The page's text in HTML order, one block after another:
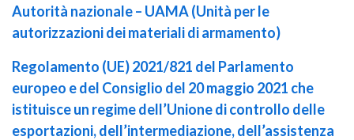
Autorità nazionale – UAMA (Unità per le
autorizzazioni dei materiali di armamento)
Regolamento (UE) 2021/821 del Parlamento
europeo e del Consiglio del 20 maggio 2021 che
istituisce un regime dell’Unione di controllo delle
esportazioni, dell’intermediazione, dell’assistenza